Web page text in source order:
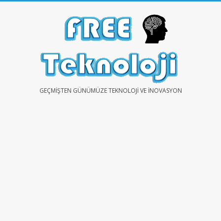
FREEGEÇMIŞTEN GÜNÜMÜZE TEKNOLOJI VE İNOVASYON